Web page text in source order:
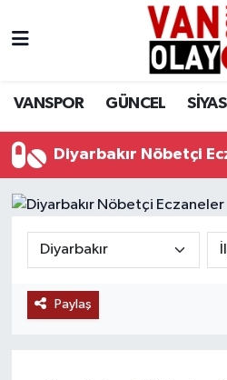
VANSPOR GÜNCEL
Diyarbakır Nöbetçi
Paylaş
Siyaset
Ekonomi
Sağlık
Eğitim
Van Nöbetçi Eczaneler
Van Namaz Vakitleri
Van Trafik Yoğunluk
Süper Lig Puan Durumu
Tüm Manşetler